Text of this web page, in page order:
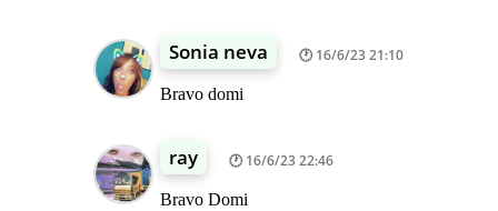
Sonia neva 16/6/23 21:10
Bravo domi
ray 16/6/23 22:46
Bravo Domi